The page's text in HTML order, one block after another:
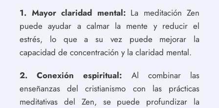
1. Mayor claridad mental:La meditación Zen
puede ayudar a calmar la mente y reducir el
estrés, lo que a su vez puede mejorar la
capacidad de concentración y la claridad mental.
2. Conexión espiritual: Al combinar las
enseñanzas del cristianismo con las prácticas
meditativas del Zen, se puede profundizar la